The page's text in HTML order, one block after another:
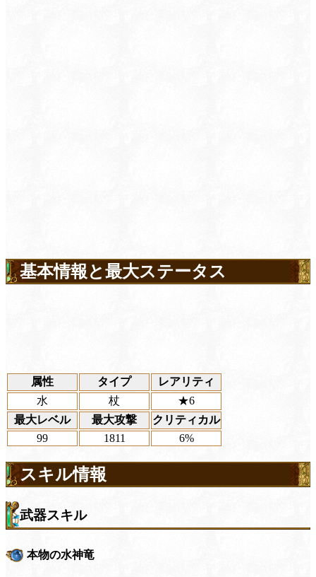
基本情報と最大ステータス
属性 タイプ
レアリティ
水
杖
★6
最大レベル
最大攻撃
クリティカル
99
1811 6%
スキル情報
武器スキル
本物の水神竜